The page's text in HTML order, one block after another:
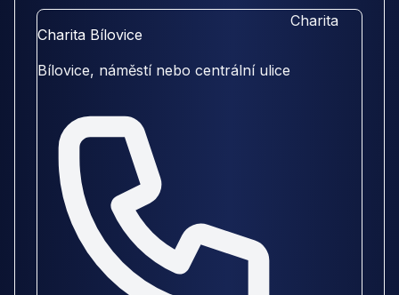
Charita Bílovice
Bílovice, náměstí nebo centrální ulice
Charita